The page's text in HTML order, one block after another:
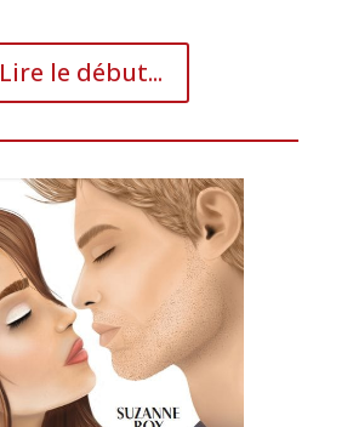
Lire le début...